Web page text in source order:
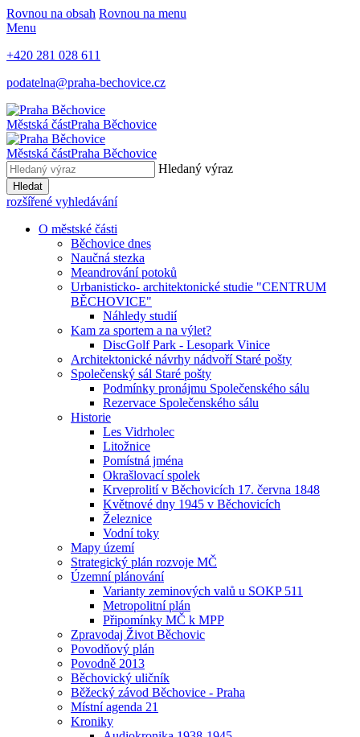
Rovnou na obsah Rovnou na menu
Menu
+420 281 028 611
podatelna@praha-bechovice.cz
Městská částPraha Běchovice
Městská částPraha Běchovice
Hledaný výraz
Hledat
rozšířené vyhledávání
O městské části
Běchovice dnes
Naučná stezka
Meandrování potoků
Urbanisticko- architektonické studie "CENTRUM
BĚCHOVICE"
Náhledy studií
Kam za sportem a na výlet?
DiscGolf Park - Lesopark Vinice
Architektonické návrhy nádvoří Staré pošty
Společenský sál Staré pošty
Podmínky pronájmu Společenského sálu
Rezervace Společenského sálu
Historie
Les Vidrholec
Litožnice
Pomístná jména
Okrašlovací spolek
Krveprolití v Běchovicích 17. června 1848
Květnové dny 1945 v Běchovicích
Železnice
Vodní toky
Mapy území
Strategický plán rozvoje MČ
Územní plánování
Varianty zeminových valů u SOKP 511
Metropolitní plán
Připomínky MČ k MPP
Zpravodaj Život Běchovic
Povodňový plán
Povodně 2013
Běchovický uličník
Běžecký závod Běchovice - Praha
Místní agenda 21
Kroniky